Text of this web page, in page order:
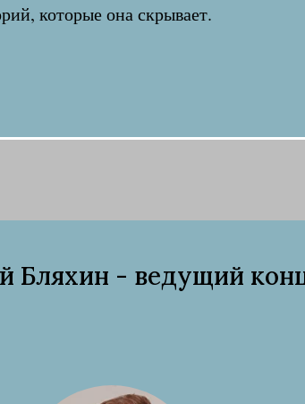
которые она скрывает.
Бляхин - ведущий